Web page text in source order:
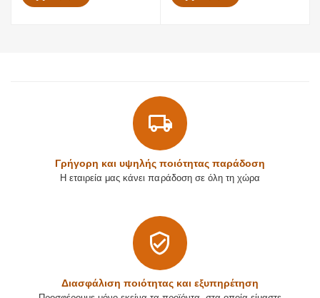
Γρήγορη και υψηλής ποιότητας παράδοση
Η εταιρεία μας κάνει παράδοση σε όλη τη χώρα
Διασφάλιση ποιότητας και εξυπηρέτηση